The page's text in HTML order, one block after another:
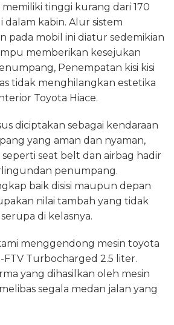
tinggi kurang dari 170
dalam kabin. Alur sistem
pada mobil ini diatur sedemikian
memberikan kesejukan
Penempatan kisi kisi
tidak menghilangkan estetika
Toyota Hiace.
diciptakan sebagai kendaraan
yang aman dan nyaman,
seperti seat belt dan airbag hadir
penumpang.
baik disisi maupun depan
nilai tambah yang tidak
di kelasnya.
menggendong mesin toyota
Turbocharged 2.5 liter.
yang dihasilkan oleh mesin
segala medan jalan yang